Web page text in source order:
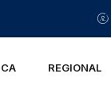
REGIONAL